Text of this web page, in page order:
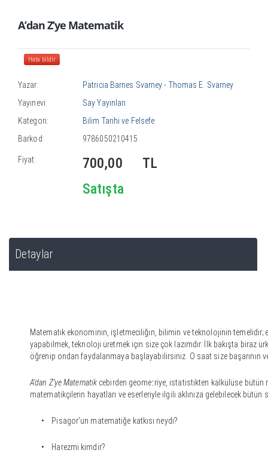
A’dan Z’ye Matematik
Hata bildir
Yazar:
Patricia Barnes Svarney - Thomas E. Svarney
Yayınevi:
Say Yayınları
Kategori:
Bilim Tarihi ve Felsefe
Barkod:
9786050210415
Fiyat: 700,00
TL
Satışta
Detaylar
Matematik ekonominin, işletmeciliğin, bilimin ve teknolojinin temelidir;
yapabilmek, teknoloji üretmek için size çok lazımdır. İlk bakışta biraz
öğrenip ondan faydalanmaya başlayabilirsiniz. O saat size başarının
A’dan Z’ye Matematik cebirden geometriye, istatistikten kalkülüse
matematikçilerin hayatları ve eserleriyle ilgili aklınıza gelebilecek bütün
• Pisagor’un matematiğe katkısı neydi?
• Harezmi kimdir?